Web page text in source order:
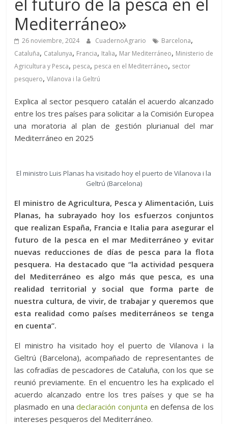
Mediterráneo»
26 noviembre, 2024 CuadernoAgrario Barcelona,
Cataluña, Catalunya, Francia, Italia, Mar Mediterráneo, Ministerio de
Agricultura y Pesca, pesca, pesca en el Mediterráneo, sector
pesquero,Vilanova i la Geltrú
Explica al sector pesquero catalán el acuerdo alcanzado
entre los tres países para solicitar a la Comisión Europea
una moratoria al plan de gestión plurianual del mar
Mediterráneo en 2025
El ministro Luis Planas ha visitado hoy el puerto de Vilanova i la
Geltrú (Barcelona)
El ministro de Agricultura, Pesca y Alimentación, Luis
Planas, ha subrayado hoy los esfuerzos conjuntos
que realizan España, Francia e Italia para asegurar el
futuro de la pesca en el mar Mediterráneo y evitar
nuevas reducciones de días de pesca para la flota
pesquera. Ha destacado que “la actividad pesquera
del Mediterráneo es algo más que pesca, es una
realidad territorial y social que forma parte de
nuestra cultura, de vivir, de trabajar y queremos que
esta realidad como países mediterráneos se tenga
en cuenta”.
El ministro ha visitado hoy el puerto de Vilanova i la
Geltrú (Barcelona), acompañado de representantes de
las cofradías de pescadores de Cataluña, con los que se
reunió previamente. En el encuentro les ha explicado el
acuerdo alcanzado entre los tres países y que se ha
plasmado en unadeclaración conjunta en defensa de los
intereses pesqueros del Mediterráneo.